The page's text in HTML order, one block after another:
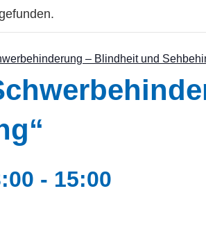
– Blindheit und
- 15:00